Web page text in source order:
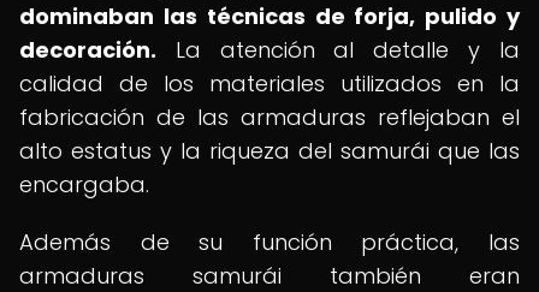
dominaban las técnicas de forja, pulido y
decoración. La atención al detalle y la
calidad de los materiales utilizados en la
fabricación de las armaduras reflejaban el
alto estatus y la riqueza del samurái que las
encargaba.
Además de su función práctica, las
armaduras samurái también eran